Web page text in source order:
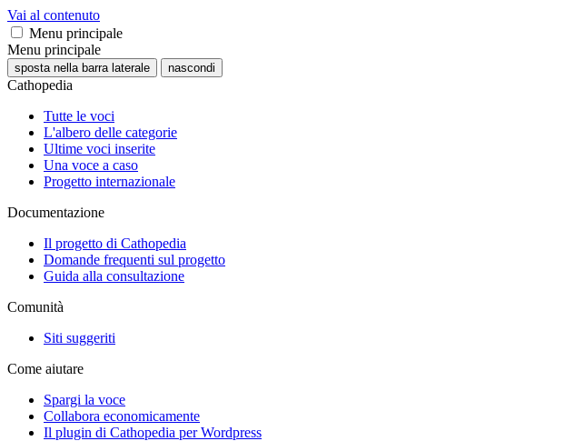
Vai al contenuto
Menu principale
Menu principale
sposta nella barra laterale nascondi
Cathopedia
Tutte le voci
L'albero delle categorie
Ultime voci inserite
Una voce a caso
Progetto internazionale
Documentazione
Il progetto di Cathopedia
Domande frequenti sul progetto
Guida alla consultazione
Comunità
Siti suggeriti
Come aiutare
Spargi la voce
Collabora economicamente
Il plugin di Cathopedia per Wordpress